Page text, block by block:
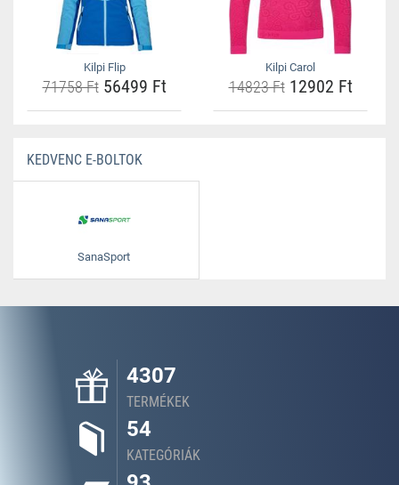
Kilpi Flip
71758 Ft56499 Ft
Kilpi Carol
14823 Ft12902 Ft
KEDVENC E-BOLTOK
SanaSport
4307
TERMÉKEK
54
KATEGÓRIÁK